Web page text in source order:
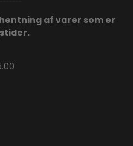
af varer som er